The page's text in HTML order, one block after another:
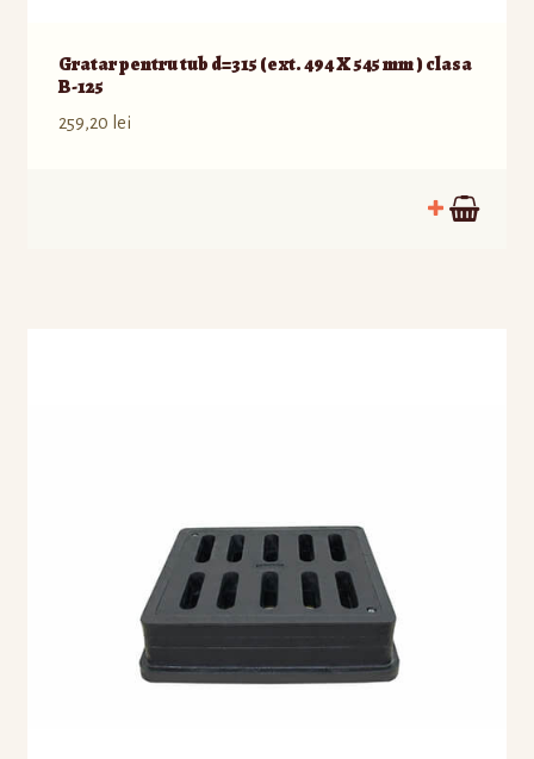
Gratar pentru tub d=315 (ext. 494 X 545 mm ) clasa
B-125
259,20 lei